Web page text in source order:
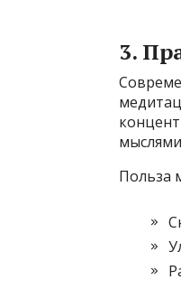
3.
Польза